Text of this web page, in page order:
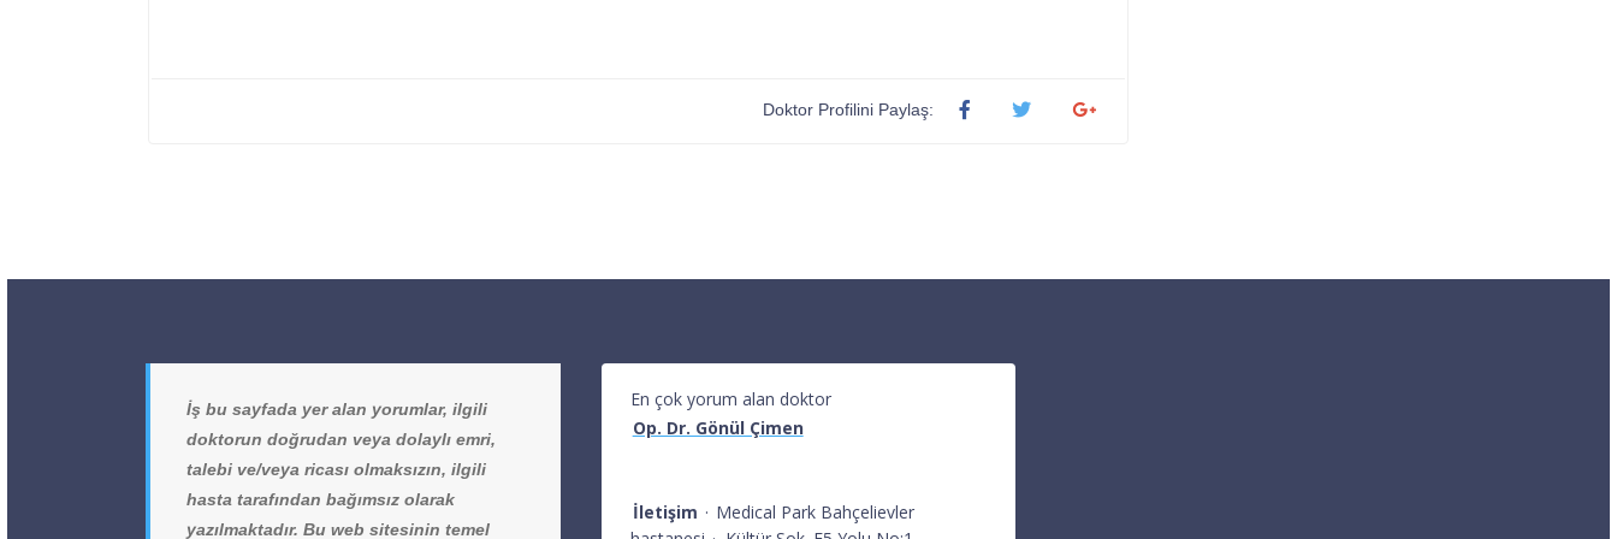
Doktor Profilini Paylaş:
İş bu sayfada yer alan yorumlar, ilgili
doktorun doğrudan veya dolaylı emri,
talebi ve/veya ricası olmaksızın, ilgili
hasta tarafından bağımsız olarak
yazılmaktadır. Bu web sitesinin temel
En çok yorum alan doktor
Op. Dr. Gönül Çimen
İletişim · Medical Park Bahçelievler